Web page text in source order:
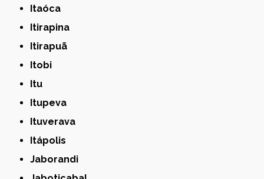
Itaóca
Itirapina
Itirapuã
Itobi
Itu
Itupeva
Ituverava
Itápolis
Jaborandi